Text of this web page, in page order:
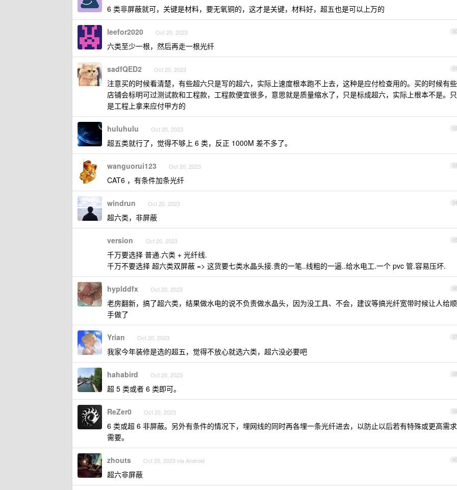
6 类非屏蔽就可，关键是材料，要无氧铜的，这才是关键，材料好，超五也是可以上万的
30
leefor2020 Oct 20, 2023
六类至少一根，然后再走一根光纤
31
sadfQED2 Oct 20, 2023
注意买的时候看清楚，有些超六只是写的超六，实际上速度根本跑不上去，这种是应付检查用的。买的时候有些
店铺会标明可过测试款和工程款，工程款便宜很多，意思就是质量缩水了，只是标成超六，实际上根本不是。只
是工程上拿来应付甲方的
32
huluhulu Oct 20, 2023
超五类就行了，觉得不够上 6 类，反正 1000M 差不多了。
33
wanguorui123 Oct 20, 2023
CAT6 ，有条件加条光纤
34
windrun Oct 20, 2023
超六类，非屏蔽
35
version Oct 20, 2023
千万要选择 普通.六类 + 光纤线.
千万不要选择 超六类双屏蔽 => 这货要七类水晶头接.贵的一笔..线粗的一逼..给水电工.一个 pvc 管.容易压坏.
36
hyplddfx Oct 20, 2023
老房翻新，搞了超六类，结果做水电的说不负责做水晶头，因为没工具、不会，建议等搞光纤宽带时候让人给顺
手做了
37
Yrian Oct 20, 2023
我家今年装修是选的超五，觉得不放心就选六类，超六没必要吧
38
hahabird Oct 20, 2023
超 5 类或者 6 类即可。
39
ReZer0 Oct 20, 2023
6 类或超 6 非屏蔽。另外有条件的情况下，埋网线的同时再各埋一条光纤进去，以防止以后若有特殊或更高需求
需要。
40
zhouts Oct 20, 2023 via Android
超六非屏蔽